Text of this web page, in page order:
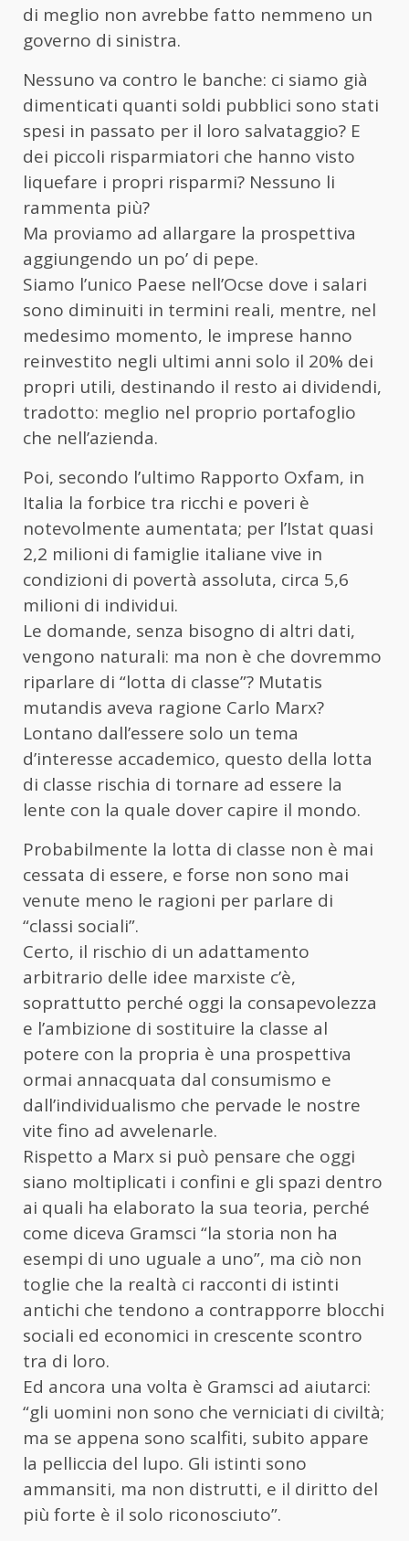
di meglio non avrebbe fatto nemmeno un
governo di sinistra.
Nessuno va contro le banche: ci siamo già
dimenticati quanti soldi pubblici sono stati
spesi in passato per il loro salvataggio? E
dei piccoli risparmiatori che hanno visto
liquefare i propri risparmi? Nessuno li
rammenta più?
Ma proviamo ad allargare la prospettiva
aggiungendo un po’ di pepe.
Siamo l’unico Paese nell’Ocse dove i salari
sono diminuiti in termini reali, mentre, nel
medesimo momento, le imprese hanno
reinvestito negli ultimi anni solo il 20% dei
propri utili, destinando il resto ai dividendi,
tradotto: meglio nel proprio portafoglio
che nell’azienda.
Poi, secondo l’ultimo Rapporto Oxfam, in
Italia la forbice tra ricchi e poveri è
notevolmente aumentata; per l’Istat quasi
2,2 milioni di famiglie italiane vive in
condizioni di povertà assoluta, circa 5,6
milioni di individui.
Le domande, senza bisogno di altri dati,
vengono naturali: ma non è che dovremmo
riparlare di “lotta di classe”? Mutatis
mutandis aveva ragione Carlo Marx?
Lontano dall’essere solo un tema
d’interesse accademico, questo della lotta
di classe rischia di tornare ad essere la
lente con la quale dover capire il mondo.
Probabilmente la lotta di classe non è mai
cessata di essere, e forse non sono mai
venute meno le ragioni per parlare di
“classi sociali”.
Certo, il rischio di un adattamento
arbitrario delle idee marxiste c’è,
soprattutto perché oggi la consapevolezza
e l’ambizione di sostituire la classe al
potere con la propria è una prospettiva
ormai annacquata dal consumismo e
dall’individualismo che pervade le nostre
vite fino ad avvelenarle.
Rispetto a Marx si può pensare che oggi
siano moltiplicati i confini e gli spazi dentro
ai quali ha elaborato la sua teoria, perché
come diceva Gramsci “la storia non ha
esempi di uno uguale a uno”, ma ciò non
toglie che la realtà ci racconti di istinti
antichi che tendono a contrapporre blocchi
sociali ed economici in crescente scontro
tra di loro.
Ed ancora una volta è Gramsci ad aiutarci:
“gli uomini non sono che verniciati di civiltà;
ma se appena sono scalfiti, subito appare
la pelliccia del lupo. Gli istinti sono
ammansiti, ma non distrutti, e il diritto del
più forte è il solo riconosciuto”.